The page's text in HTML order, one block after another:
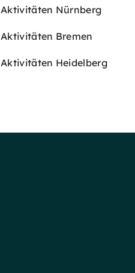
Aktivitäten Nürnberg
Aktivitäten Bremen
Aktivitäten Heidelberg